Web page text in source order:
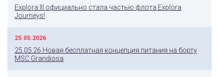
Explora III официально стала частью флота Explora
Journeys!
25.05.2026
25.05.26 Новая бесплатная концепция питания на борту
MSC Grandiosa